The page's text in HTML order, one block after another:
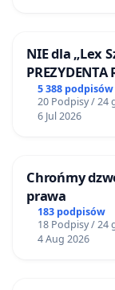
NIE dla „Lex
PREZYDENTA
5 388 podpisów
20 Podpisy / 24
6 Jul 2026
Chrońmy
prawa
183 podpisów
18 Podpisy / 24
4 Aug 2026